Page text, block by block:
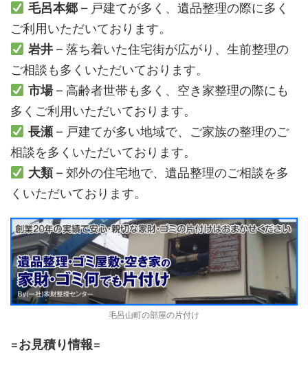
毛呂本郷– 戸建てが多く、遺品整理の際に多く
ご利用いただいております。
岩井– 落ち着いた住宅街が広がり、生前整理の
ご相談も多くいただいております。
市場– 高齢者世帯も多く、空き家整理の際にも
多くご利用いただいております。
長瀬– 戸建てが多い地域で、ご家族の整理のご
相談を多くいただいております。
大類– 郊外の住宅地で、遺品整理のご相談を多
くいただいております。
毛呂山町の部屋の片付け
=お見積り情報=